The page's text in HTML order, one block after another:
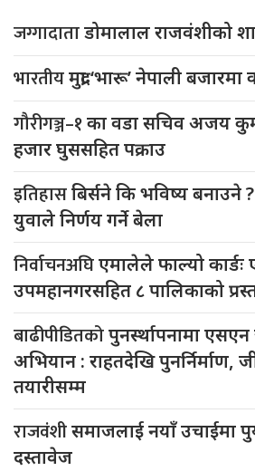
जग्गादाताडोमालाल राजवंशीको
भारतीयमुद्रा ‘भारू’ नेपाली
गौरीगञ्ज–१का वडा सचिव अजय
हजार घुससहित पक्राउ
इतिहासबिर्सने कि भविष्य बनाउने
युवाले निर्णय गर्ने बेला
निर्वाचनअघिएमालेले फाल्यो
उपमहानगरसहित ८ पालिकाको
बाढीपीडितकोपुनर्स्थापनामा
अभियान : राहतदेखि पुनर्निर्माण,
तयारीसम्म
राजवंशीसमाजलाई नयाँ उचाईमा
दस्तावेज